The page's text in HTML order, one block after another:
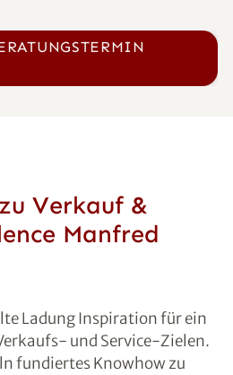
Verkauf &
Manfred
Ladung Inspiration für ein
und Service-Zielen.
fundiertes Knowhow zu